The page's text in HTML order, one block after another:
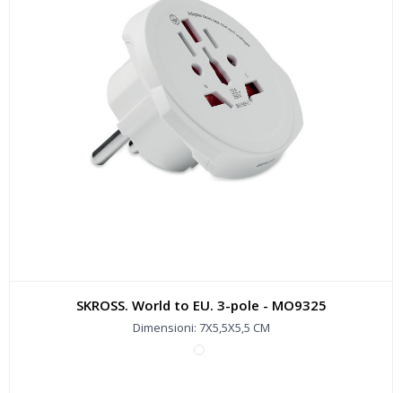
SKROSS. World to EU. 3-pole - MO9325
Dimensioni: 7X5,5X5,5 CM